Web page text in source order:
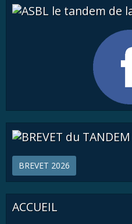
BREVET 2026
ACCUEIL